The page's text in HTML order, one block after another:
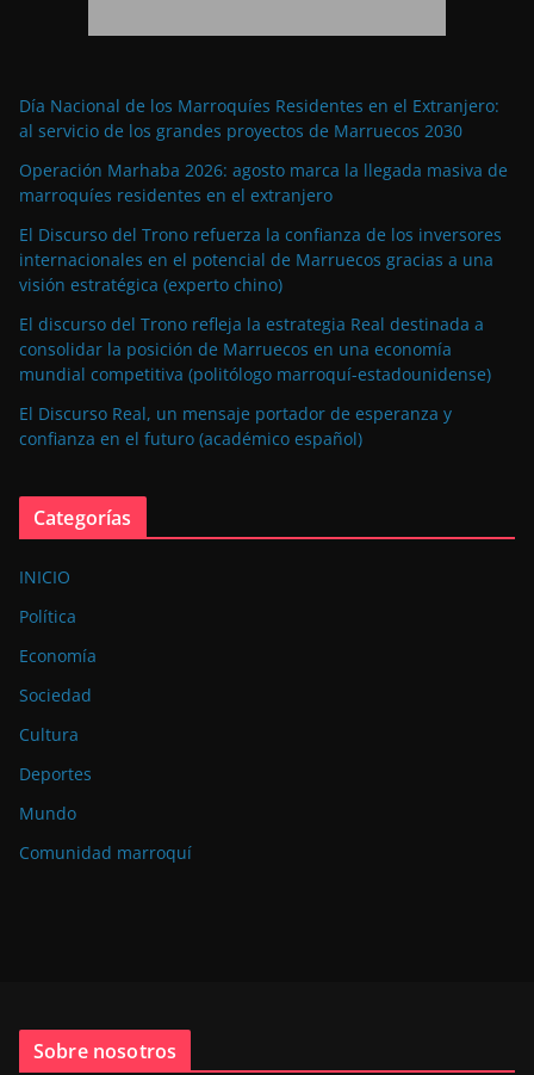
Día Nacional de los Marroquíes Residentes en el Extranjero:
al servicio de los grandes proyectos de Marruecos 2030
Operación Marhaba 2026: agosto marca la llegada masiva de
marroquíes residentes en el extranjero
El Discurso del Trono refuerza la confianza de los inversores
internacionales en el potencial de Marruecos gracias a una
visión estratégica (experto chino)
El discurso del Trono refleja la estrategia Real destinada a
consolidar la posición de Marruecos en una economía
mundial competitiva (politólogo marroquí-estadounidense)
El Discurso Real, un mensaje portador de esperanza y
confianza en el futuro (académico español)
Categorías
INICIO
Política
Economía
Sociedad
Cultura
Deportes
Mundo
Comunidad marroquí
Sobre nosotros